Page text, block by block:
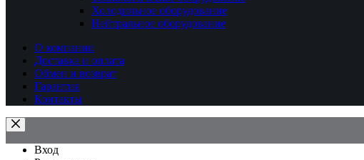
Холодильное оборудование
Нейтральное оборудование
О компании
Доставка и оплата
Обмен и возврат
Гарантия
Контакты
Вход